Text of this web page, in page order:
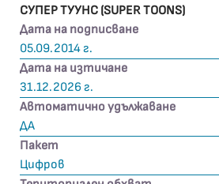
СУПЕР ТУУНС (SUPER TOONS)
Дата на подписване
05.09.2014 г.
Дата на изтичане
31.12.2026 г.
Автоматично удължаване
ДА
Пакет
Цифров